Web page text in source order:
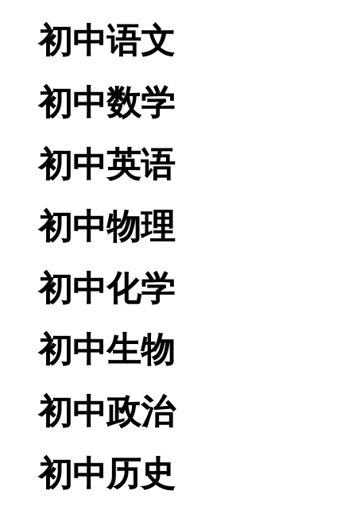
初中语文
初中数学
初中英语
初中物理
初中化学
初中生物
初中政治
初中历史